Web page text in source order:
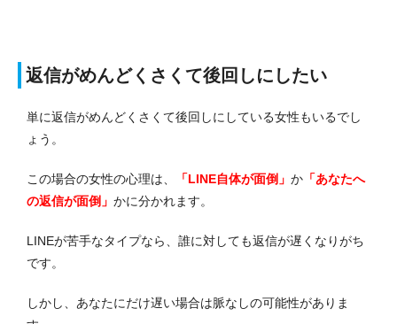
返信がめんどくさくて後回しにしたい
単に返信がめんどくさくて後回しにしている女性もいるでし
ょう。
この場合の女性の心理は、 「LINE自体が面倒」 か 「あなたへ
の返信が面倒」 かに分かれます。
LINEが苦手なタイプなら、誰に対しても返信が遅くなりがち
です。
しかし、あなたにだけ遅い場合は脈なしの可能性がありま